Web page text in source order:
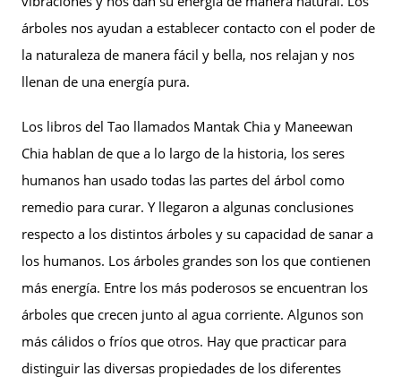
árboles nos ayudan a establecer contacto con el poder de
la naturaleza de manera fácil y bella, nos relajan y nos
llenan de una energía pura.
Los libros del Tao llamados Mantak Chia y Maneewan
Chia hablan de que a lo largo de la historia, los seres
humanos han usado todas las partes del árbol como
remedio para curar. Y llegaron a algunas conclusiones
respecto a los distintos árboles y su capacidad de sanar a
los humanos. Los árboles grandes son los que contienen
más energía. Entre los más poderosos se encuentran los
árboles que crecen junto al agua corriente. Algunos son
más cálidos o fríos que otros. Hay que practicar para
distinguir las diversas propiedades de los diferentes